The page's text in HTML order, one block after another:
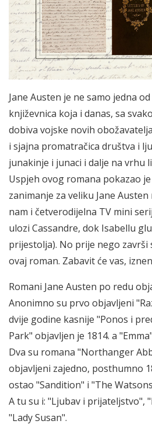
Jane Austen je ne samo jedna
književnica koja i danas, sa
dobiva vojske novih
i sjajna promatračica društva i
junakinje i junaci i dalje na vrhu
Uspjeh ovog romana pokazao
zanimanje za veliku Jane
nam i četverodijelna TV mini
ulozi Cassandre, dok Isabellu
prijestolja). No prije nego
ovaj roman. Zabavit će vas,
Romani Jane Austen po redu
Anonimno su prvo objavljeni
dvije godine kasnije "Ponos i
Park" objavljen je 1814. a
Dva su romana "Northanger
objavljeni zajedno, posthumno
ostao "Sandition" i "The
A tu su i: "Ljubav i prijateljstvo",
"Lady Susan".